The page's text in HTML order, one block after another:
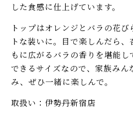
した食感に仕上げています。
トップはオレンジとバラの花
トな装いに。目で楽しんだら、
もに広がるバラの香りを堪能
できるサイズなので、家族みん
み、ぜひ一緒に楽しんで。
取扱い：伊勢丹新宿店